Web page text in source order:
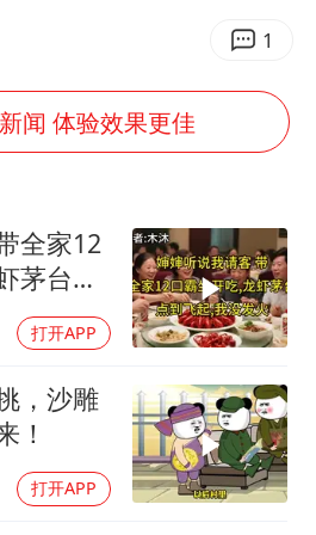
彦斌韩磊 谁帮谁
国外贸延续良好增长态势
疆阿勒泰八月能滑雪”不实
女儿为争财产堵门阻挠父亲出殡
U17国足点球大战淘汰河床晋级决赛
1
闻 体验效果更佳
全家12
茅台点
打开APP
，沙雕
！
打开APP